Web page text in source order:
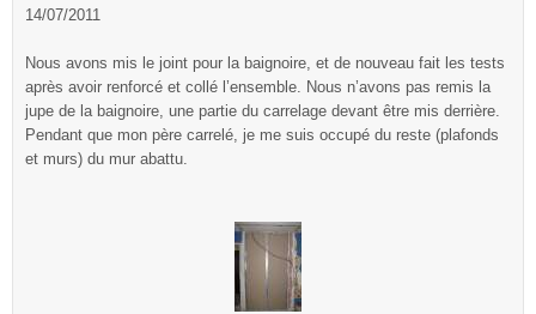
14/07/2011
Nous avons mis le joint pour la baignoire, et de nouveau fait les tests
après avoir renforcé et collé l’ensemble. Nous n’avons pas remis la
jupe de la baignoire, une partie du carrelage devant être mis derrière.
Pendant que mon père carrelé, je me suis occupé du reste (plafonds
et murs) du mur abattu.